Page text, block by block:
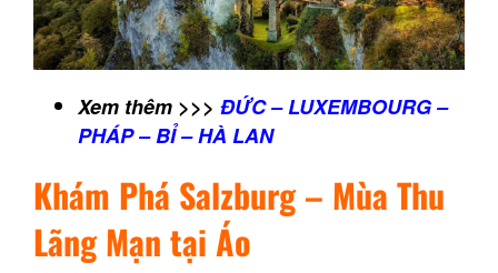
Xem thêm >>> ĐỨC – LUXEMBOURG –
PHÁP – BỈ – HÀ LAN
Khám Phá Salzburg – Mùa Thu
Lãng Mạn tại Áo